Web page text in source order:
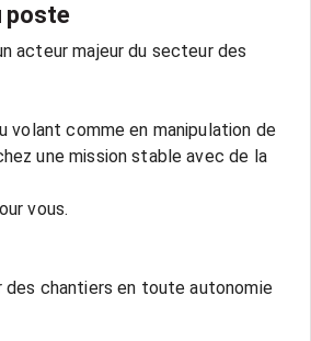
poste
acteur majeur du secteur des
volant comme en manipulation de
une mission stable avec de la
vous.
des chantiers en toute autonomie